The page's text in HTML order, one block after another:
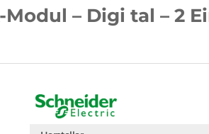
Modul – Digi tal – 2